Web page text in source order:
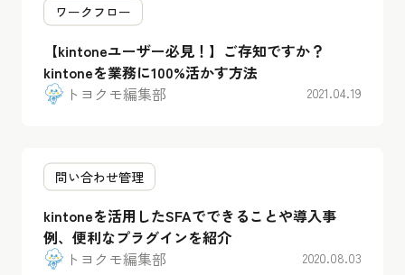
ワークフロー
【kintoneユーザー必見！】ご存知ですか？
kintoneを業務に100%活かす方法
トヨクモ編集部
2021.04.19
問い合わせ管理
kintoneを活用したSFAでできることや導入事
例、便利なプラグインを紹介
トヨクモ編集部
2020.08.03